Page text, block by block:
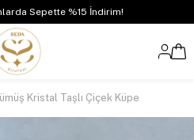
Sepette %15 İndirim!
Kristal Taşlı Çiçek Küpe